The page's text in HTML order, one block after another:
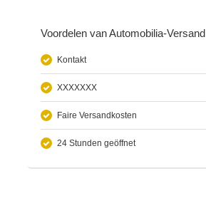
Voordelen van Automobilia-Versand
Kontakt
XXXXXXX
Faire Versandkosten
24 Stunden geöffnet